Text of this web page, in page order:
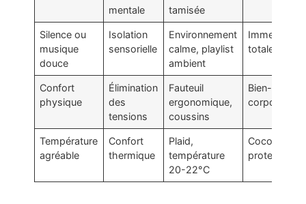
mentale
tamisée
Silence ou
musique
douce
Isolation
sensorielle
Environnement
calme, playlist
ambient
Immersion
totale
Confort
physique
Élimination
des
tensions
Fauteuil
ergonomique,
coussins
Bien-être
corporel
Température
agréable
Confort
thermique
Plaid,
température
20-22°C
Cocoon
protecteur